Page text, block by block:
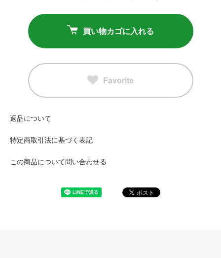
買い物カゴに入れる
Favorite
返品について
特定商取引法に基づく表記
この商品について問い合わせる